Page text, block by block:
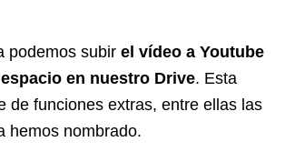
podemos subir el vídeo a Youtube
en nuestro Drive. Esta
de funciones extras, entre ellas las
hemos nombrado.